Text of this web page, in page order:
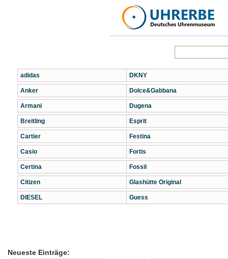
adidas
Anker
Armani
Breitling
Cartier
Casio
Certina
Citizen
DIESEL
DKNY
Dolce&Gabbana
Dugena
Esprit
Festina
Fortis
Fossil
Glashütte Original
Guess
Neueste Einträge: